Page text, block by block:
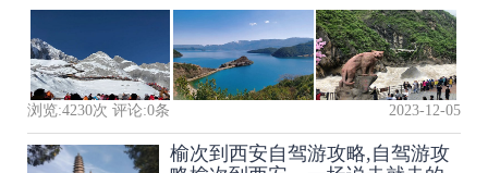
浏览:4230次 评论:0条 2023-12-05
榆次到西安自驾游攻略,自驾游攻